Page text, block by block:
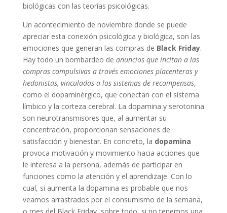
biológicas con las teorías psicológicas.
Un acontecimiento de noviembre donde se puede
apreciar esta conexión psicológica y biológica, son las
emociones que generan las compras de Black Friday.
Hay todo un bombardeo de anuncios que incitan a las
compras compulsivas a través emociones placenteras y
hedonistas, vinculadas a los sistemas de recompensas,
como el dopaminérgico, que conectan con el sistema
límbico y la corteza cerebral. La dopamina y serotonina
son neurotransmisores que, al aumentar su
concentración, proporcionan sensaciones de
satisfacción y bienestar. En concreto, la dopamina
provoca motivación y movimiento hacia acciones que
le interesa a la persona, además de participar en
funciones como la atención y el aprendizaje. Con lo
cual, si aumenta la dopamina es probable que nos
veamos arrastrados por el consumismo de la semana,